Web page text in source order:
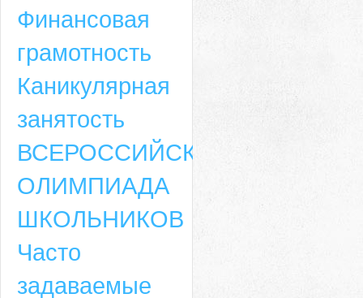
Финансовая
грамотность
Каникулярная
занятость
ВСЕРОССИЙСКАЯ
ОЛИМПИАДА
ШКОЛЬНИКОВ
Часто
задаваемые